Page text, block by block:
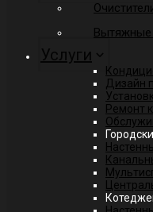
Вытяжные
Услуги
Дизайн
Ремонт